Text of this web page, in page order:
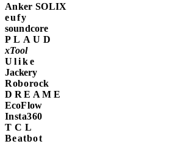
Anker SOLIX
eufy
soundcore
PLAUD
xTool
Ulike
Jackery
Roborock
DREAME
EcoFlow
Insta360
TCL
Beatbot